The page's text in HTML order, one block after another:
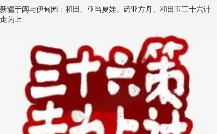
新疆于阗与伊甸园：和田、亚当夏娃、诺亚方舟、和田玉三十六计
走为上